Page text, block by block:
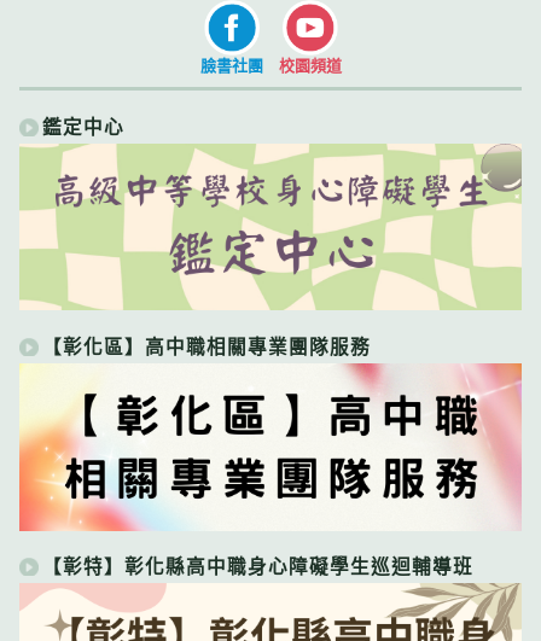
臉書社團 校園頻道
鑑定中心
【彰化區】高中職相關專業團隊服務
【彰特】彰化縣高中職身心障礙學生巡迴輔導班